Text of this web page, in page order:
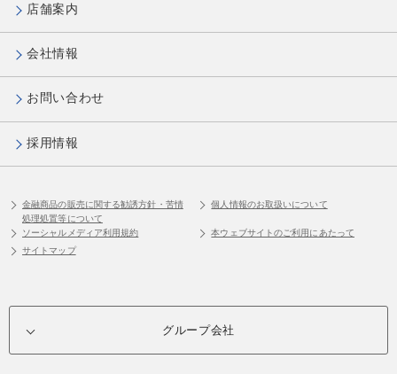
店舗案内
会社情報
お問い合わせ
採用情報
金融商品の販売に関する勧誘方針・苦情
処理処置等について
個人情報のお取扱いについて
ソーシャルメディア利用規約
本ウェブサイトのご利用にあたって
サイトマップ
グループ会社